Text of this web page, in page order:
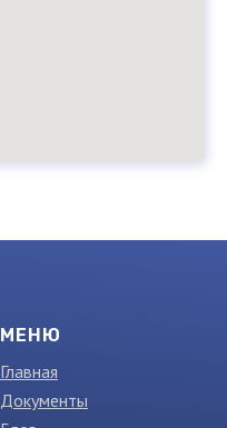
МЕНЮ
Главная
Документы